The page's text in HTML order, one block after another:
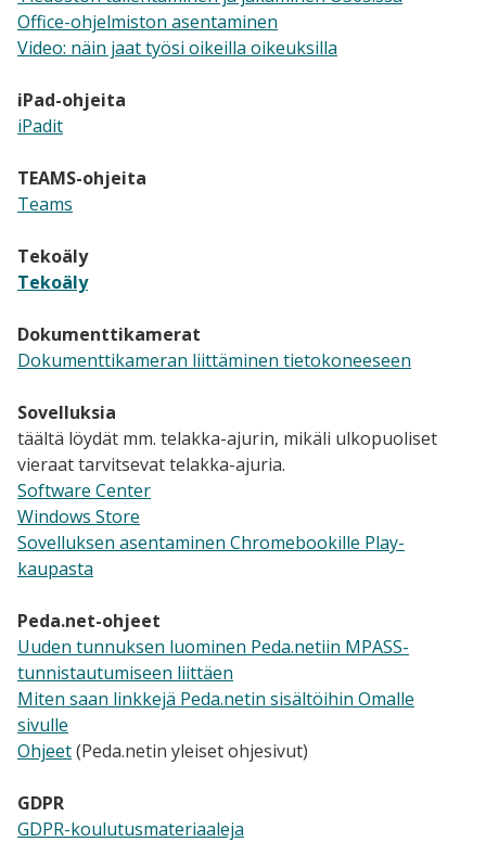
Office-ohjelmiston asentaminen
Video: näin jaat työsi oikeilla oikeuksilla
iPad-ohjeita
iPadit
TEAMS-ohjeita
Teams
Tekoäly
Tekoäly
Dokumenttikamerat
Dokumenttikameran liittäminen tietokoneeseen
Sovelluksia
täältä löydät mm. telakka-ajurin, mikäli ulkopuoliset
vieraat tarvitsevat telakka-ajuria.
Software Center
Windows Store
Sovelluksen asentaminen Chromebookille Play-
kaupasta
Peda.net-ohjeet
Uuden tunnuksen luominen Peda.netiin MPASS-
tunnistautumiseen liittäen
Miten saan linkkejä Peda.netin sisältöihin Omalle
sivulle
Ohjeet(Peda.netin yleiset ohjesivut)
GDPR
GDPR-koulutusmateriaaleja